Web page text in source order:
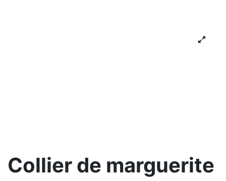
Collier de marguerite